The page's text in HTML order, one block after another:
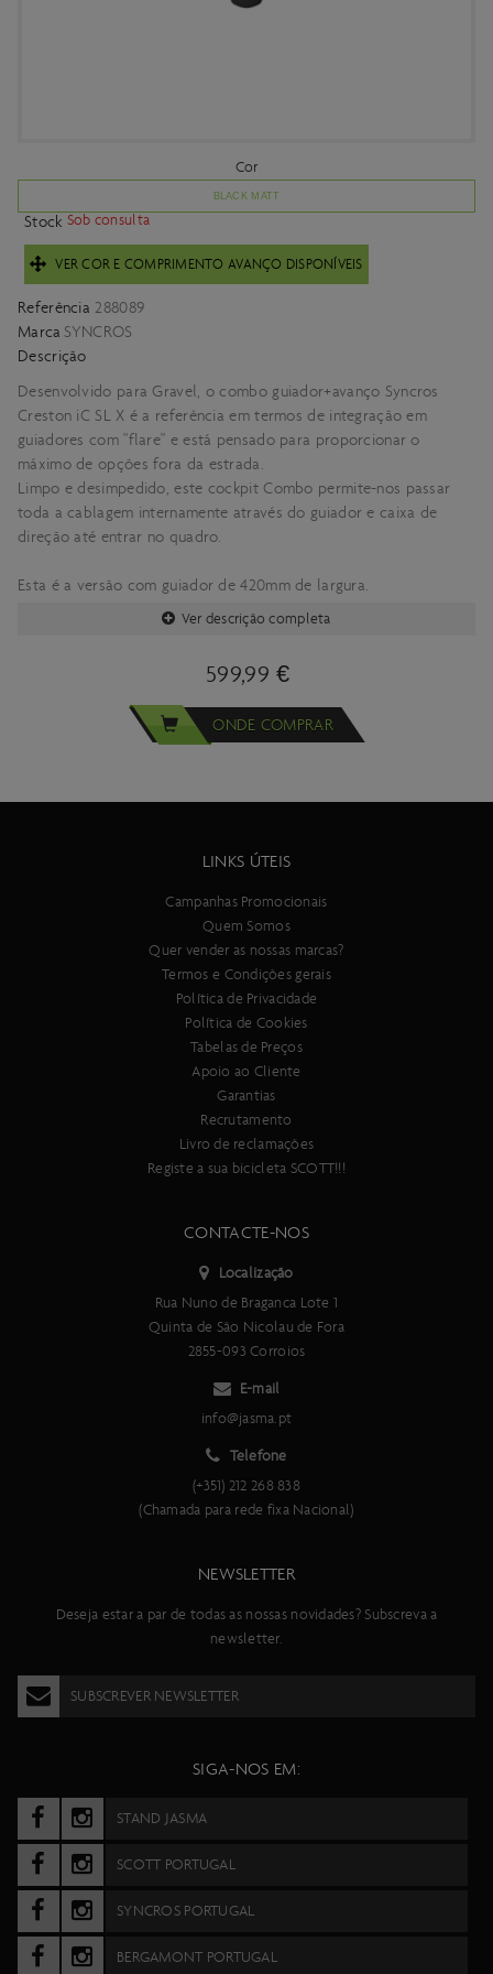
Cor
BLACK MATT
Stock Sob consulta
VER COR E COMPRIMENTO AVANÇO DISPONÍVEIS
Referência 288089
Marca SYNCROS
Descrição
Desenvolvido para Gravel, o combo guiador+avanço Syncros
Creston iC SL X é a referência em termos de integração em
guiadores com "flare" e está pensado para proporcionar o
máximo de opções fora da estrada.
Limpo e desimpedido, este cockpit Combo permite-nos passar
toda a cablagem internamente através do guiador e caixa de
direção até entrar no quadro.
Esta é a versão com guiador de 420mm de largura.
Ver descrição completa
599,99 €
ONDE COMPRAR
LINKS ÚTEIS
Campanhas Promocionais
Quem Somos
Quer vender as nossas marcas?
Termos e Condições gerais
Política de Privacidade
Política de Cookies
Tabelas de Preços
Apoio ao Cliente
Garantias
Recrutamento
Livro de reclamações
Registe a sua bicicleta SCOTT!!!
CONTACTE-NOS
Localização
Rua Nuno de Braganca Lote 1
Quinta de São Nicolau de Fora
2855-093 Corroios
E-mail
info@jasma.pt
Telefone
(+351) 212 268 838
(Chamada para rede fixa Nacional)
NEWSLETTER
Deseja estar a par de todas as nossas novidades? Subscreva a
newsletter.
SUBSCREVER NEWSLETTER
SIGA-NOS EM:
STAND JASMA
SCOTT PORTUGAL
SYNCROS PORTUGAL
BERGAMONT PORTUGAL